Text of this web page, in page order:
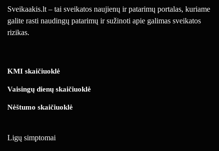
Sveikaakis.lt – tai sveikatos naujienų ir patarimų portalas, kuriame
galite rasti naudingų patarimų ir sužinoti apie galimas sveikatos
rizikas.
KMI skaičiuoklė
Vaisingų dienų skaičiuoklė
Nėštumo skaičiuoklė
Ligų simptomai